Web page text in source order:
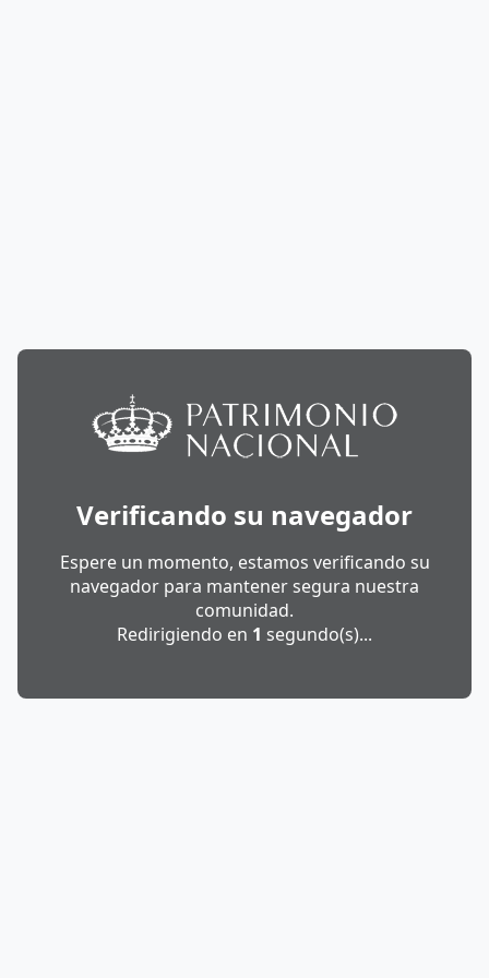
Verificando su navegador
Espere un momento, estamos verificando su
navegador para mantener segura nuestra
comunidad.
Redirigiendo en 1 segundo(s)...